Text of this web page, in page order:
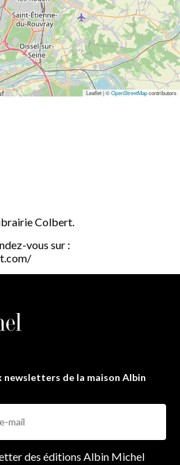
Leaflet | ©OpenStreetMapcontributors
Colbert.
vous sur :
newsletters de la maison Albin
des éditions Albin Michel